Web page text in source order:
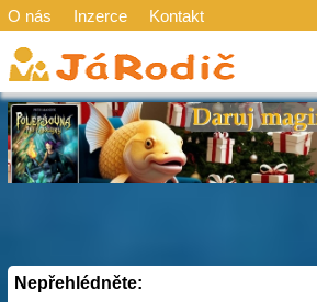
O nás Inzerce Kontakt
Nepřehlédněte: